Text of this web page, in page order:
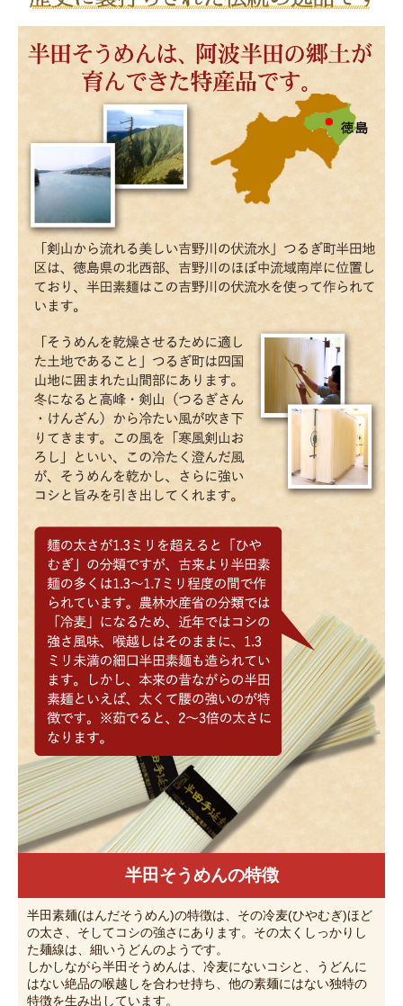
半田そうめんの特徴
半田素麺(はんだそうめん)の特徴は、その冷麦(ひやむぎ)ほど
の太さ、そしてコシの強さにあります。その太くしっかりし
た麺線は、細いうどんのようです。
しかしながら半田そうめんは、冷麦にないコシと、うどんに
はない絶品の喉越しを合わせ持ち、他の素麺にはない独特の
特徴を生み出しています。